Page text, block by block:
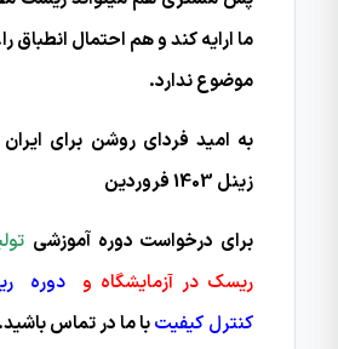
ما ارایه کند و هم احتمال انطباق
موضوع ندارد.
به امید فردای روشن برای
زینل 1403 فروردین
برای درخواست دوره آموزشی ت
ریسک در آزمایشگاه و دوره
کنترل کیفیتبا ما در تماس باشید.